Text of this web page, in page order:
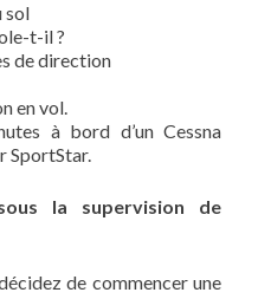
sol
t-il ?
de direction
en vol.
à bord d’un Cessna
SportStar.
la supervision de
de commencer une